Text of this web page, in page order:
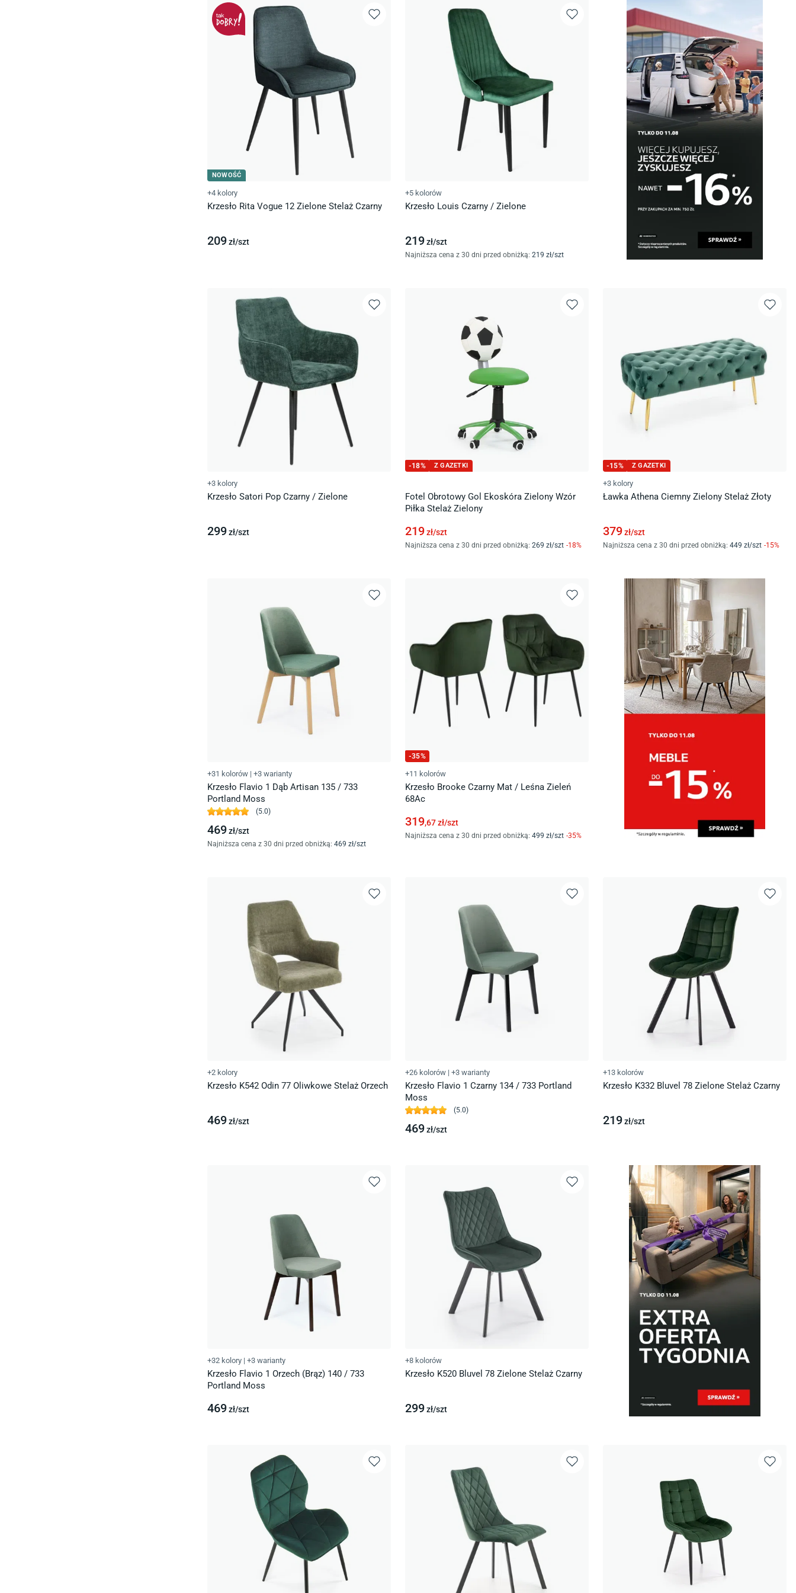
NOWOŚĆ
+4 kolory
Krzesło Rita Vogue 12 Zielone Stelaż Czarny
209zł/szt
+5 kolorów
Krzesło Louis Czarny / Zielone
219zł/szt
Najniższa cena z 30 dni przed obniżką: 219 zł/szt
+3 kolory
Krzesło Satori Pop Czarny / Zielone
299zł/szt
-18% Z GAZETKI
Fotel Obrotowy Gol Ekoskóra Zielony Wzór
Piłka Stelaż Zielony
219zł/szt
Najniższa cena z 30 dni przed obniżką: 269 zł/szt -18%
-15% Z GAZETKI
+3 kolory
Ławka Athena Ciemny Zielony Stelaż Złoty
379zł/szt
Najniższa cena z 30 dni przed obniżką: 449 zł/szt -15%
+31 kolorów | +3 warianty
Krzesło Flavio 1 Dąb Artisan 135 / 733
Portland Moss
(5.0)
469zł/szt
Najniższa cena z 30 dni przed obniżką: 469 zł/szt
-35%
+11 kolorów
Krzesło Brooke Czarny Mat / Leśna Zieleń
68Ac
319,67zł/szt
Najniższa cena z 30 dni przed obniżką: 499 zł/szt -35%
+2 kolory
Krzesło K542 Odin 77 Oliwkowe Stelaż Orzech
469zł/szt
+26 kolorów | +3 warianty
Krzesło Flavio 1 Czarny 134 / 733 Portland
Moss
(5.0)
469zł/szt
+13 kolorów
Krzesło K332 Bluvel 78 Zielone Stelaż Czarny
219zł/szt
+32 kolory | +3 warianty
Krzesło Flavio 1 Orzech (Brąz) 140 / 733
Portland Moss
469zł/szt
+8 kolorów
Krzesło K520 Bluvel 78 Zielone Stelaż Czarny
299zł/szt